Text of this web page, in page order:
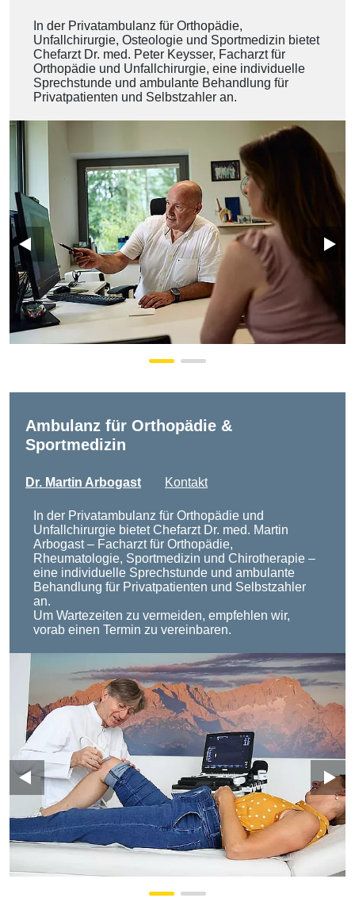
In der Privatambulanz für Orthopädie,
Unfallchirurgie, Osteologie und Sportmedizin bietet
Chefarzt Dr. med. Peter Keysser, Facharzt für
Orthopädie und Unfallchirurgie, eine individuelle
Sprechstunde und ambulante Behandlung für
Privatpatienten und Selbstzahler an.
Ambulanz für Orthopädie &
Sportmedizin
Dr. Martin Arbogast Kontakt
In der Privatambulanz für Orthopädie und
Unfallchirurgie bietet Chefarzt Dr. med. Martin
Arbogast – Facharzt für Orthopädie,
Rheumatologie, Sportmedizin und Chirotherapie –
eine individuelle Sprechstunde und ambulante
Behandlung für Privatpatienten und Selbstzahler
an.
Um Wartezeiten zu vermeiden, empfehlen wir,
vorab einen Termin zu vereinbaren.